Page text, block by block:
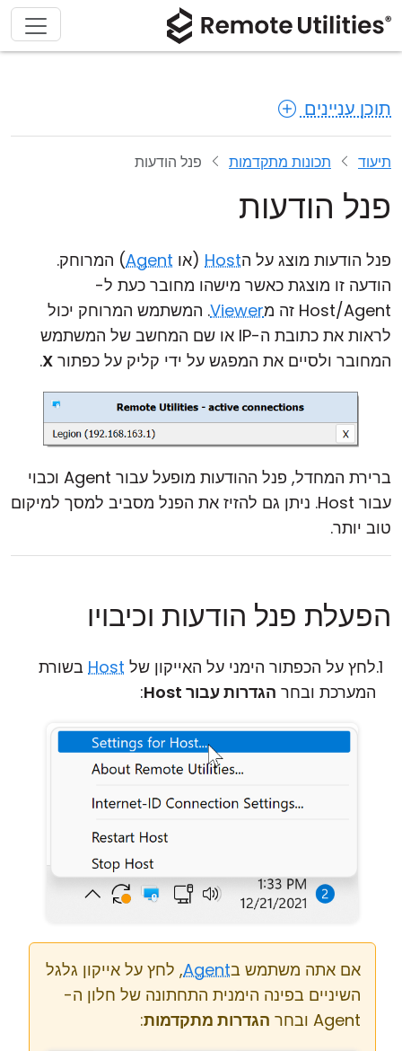
תוכן עניינים
תיעוד תכונות מתקדמות פנל הודעות
פנל הודעות
פנל הודעות מוצג על הHost (או Agent) המרוחק.
הודעה זו מוצגת כאשר מישהו מחובר כעת ל-
Host/Agent זה מ
Viewer. המשתמש המרוחק יכול
לראות את כתובת ה-IP או שם המחשב של המשתמש
המחובר ולסיים את המפגש על ידי קליק על כפתור X
.
ברירת המחדל, פנל ההודעות מופעל עבור Agent וכבוי
עבור Host. ניתן גם להזיז את הפנל מסביב למסך למיקום
טוב יותר.
הפעלת פנל הודעות וכיבויו
לחץ על הכפתור הימני על האייקון של Host בשורת
המערכת ובחר הגדרות עבור Host :
אם אתה משתמש בAgent, לחץ על אייקון גלגל
השיניים בפינה הימנית התחתונה של חלון ה-
Agent ובחר
הגדרות מתקדמות: